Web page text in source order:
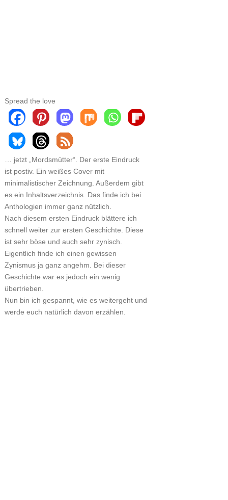
Spread the love
… jetzt „Mordsmütter“. Der erste Eindruck
ist postiv. Ein weißes Cover mit
minimalistischer Zeichnung. Außerdem gibt
es ein Inhaltsverzeichnis. Das finde ich bei
Anthologien immer ganz nützlich.
Nach diesem ersten Eindruck blättere ich
schnell weiter zur ersten Geschichte. Diese
ist sehr böse und auch sehr zynisch.
Eigentlich finde ich einen gewissen
Zynismus ja ganz angehm. Bei dieser
Geschichte war es jedoch ein wenig
übertrieben.
Nun bin ich gespannt, wie es weitergeht und
werde euch natürlich davon erzählen.